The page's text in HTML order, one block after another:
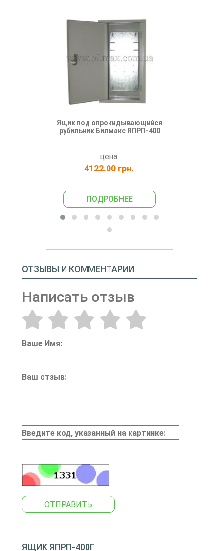
Ящик под опрокидывающийся
рубильник Билмакс ЯПРП-400
цена:
4122.00 грн.
ПОДРОБНЕЕ
ОТЗЫВЫ И КОММЕНТАРИИ
Написать отзыв
Ваше Имя:
Ваш отзыв:
Введите код, указанный на картинке:
ОТПРАВИТЬ
ЯЩИК ЯПРП-400Г